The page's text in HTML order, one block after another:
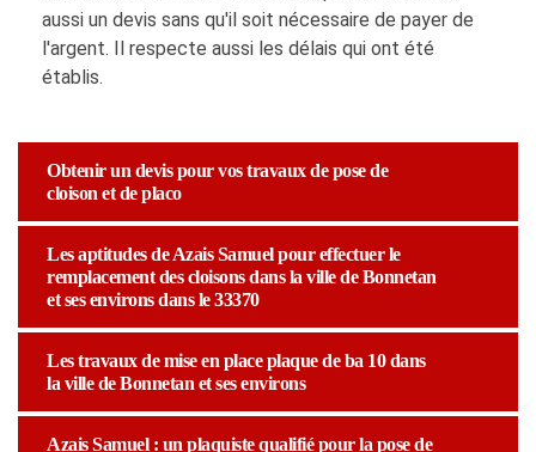
aussi un devis sans qu'il soit nécessaire de payer de
l'argent. Il respecte aussi les délais qui ont été
établis.
Obtenir un devis pour vos travaux de pose de
cloison et de placo
Les aptitudes de Azais Samuel pour effectuer le
remplacement des cloisons dans la ville de Bonnetan
et ses environs dans le 33370
Les travaux de mise en place plaque de ba 10 dans
la ville de Bonnetan et ses environs
Azais Samuel : un plaquiste qualifié pour la pose de